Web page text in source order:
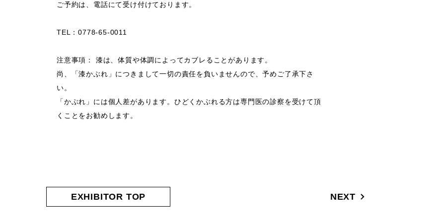
ご予約は、電話にて受け付けております。
TEL：0778-65-0011
注意事項： 漆は、体質や体調によってカブレることがあります。
尚、「漆かぶれ」につきまして一切の責任を負いませんので、予めご了承下さ
い。
「かぶれ」には個人差があります。ひどくかぶれる方は専門医の診察を受けて頂
くことをお勧めします。
EXHIBITOR TOP NEXT